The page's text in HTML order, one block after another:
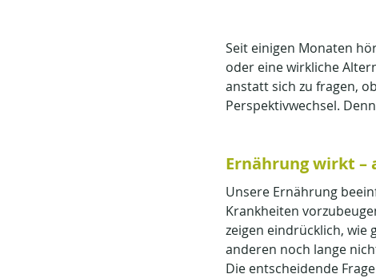
Seit einigen Monaten
oder eine wirkliche
anstatt sich zu fragen,
Perspektivwechsel.
Ernährung wirkt –
Unsere Ernährung
Krankheiten
zeigen eindrücklich, wie
anderen noch lange
Die entscheidende